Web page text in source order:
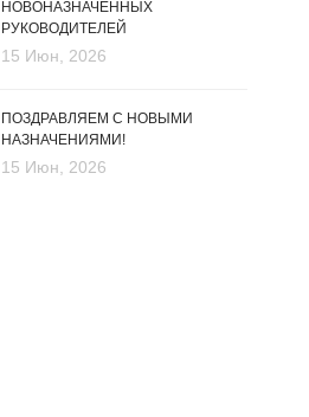
НОВОНАЗНАЧЕННЫХ
РУКОВОДИТЕЛЕЙ
15 Июн, 2026
ПОЗДРАВЛЯЕМ С НОВЫМИ
НАЗНАЧЕНИЯМИ!
15 Июн, 2026